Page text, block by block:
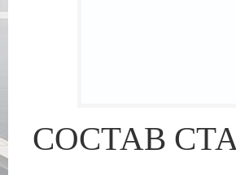
СОСТАВ